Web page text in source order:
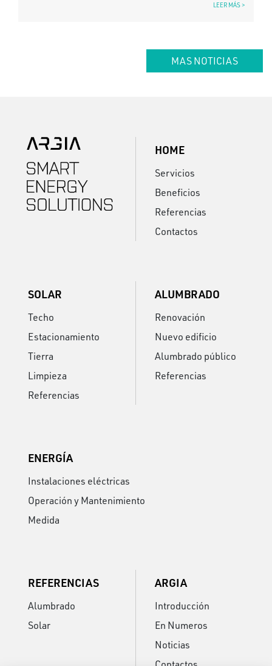
LEER MÁS >
MAS NOTICIAS
HOME
Servicios
Beneficios
Referencias
Contactos
SOLAR
Techo
Estacionamiento
Tierra
Limpieza
Referencias
ALUMBRADO
Renovación
Nuevo edificio
Alumbrado público
Referencias
ENERGÍA
Instalaciones eléctricas
Operación y Mantenimiento
Medida
REFERENCIAS
Alumbrado
Solar
ARGIA
Introducción
En Numeros
Noticias